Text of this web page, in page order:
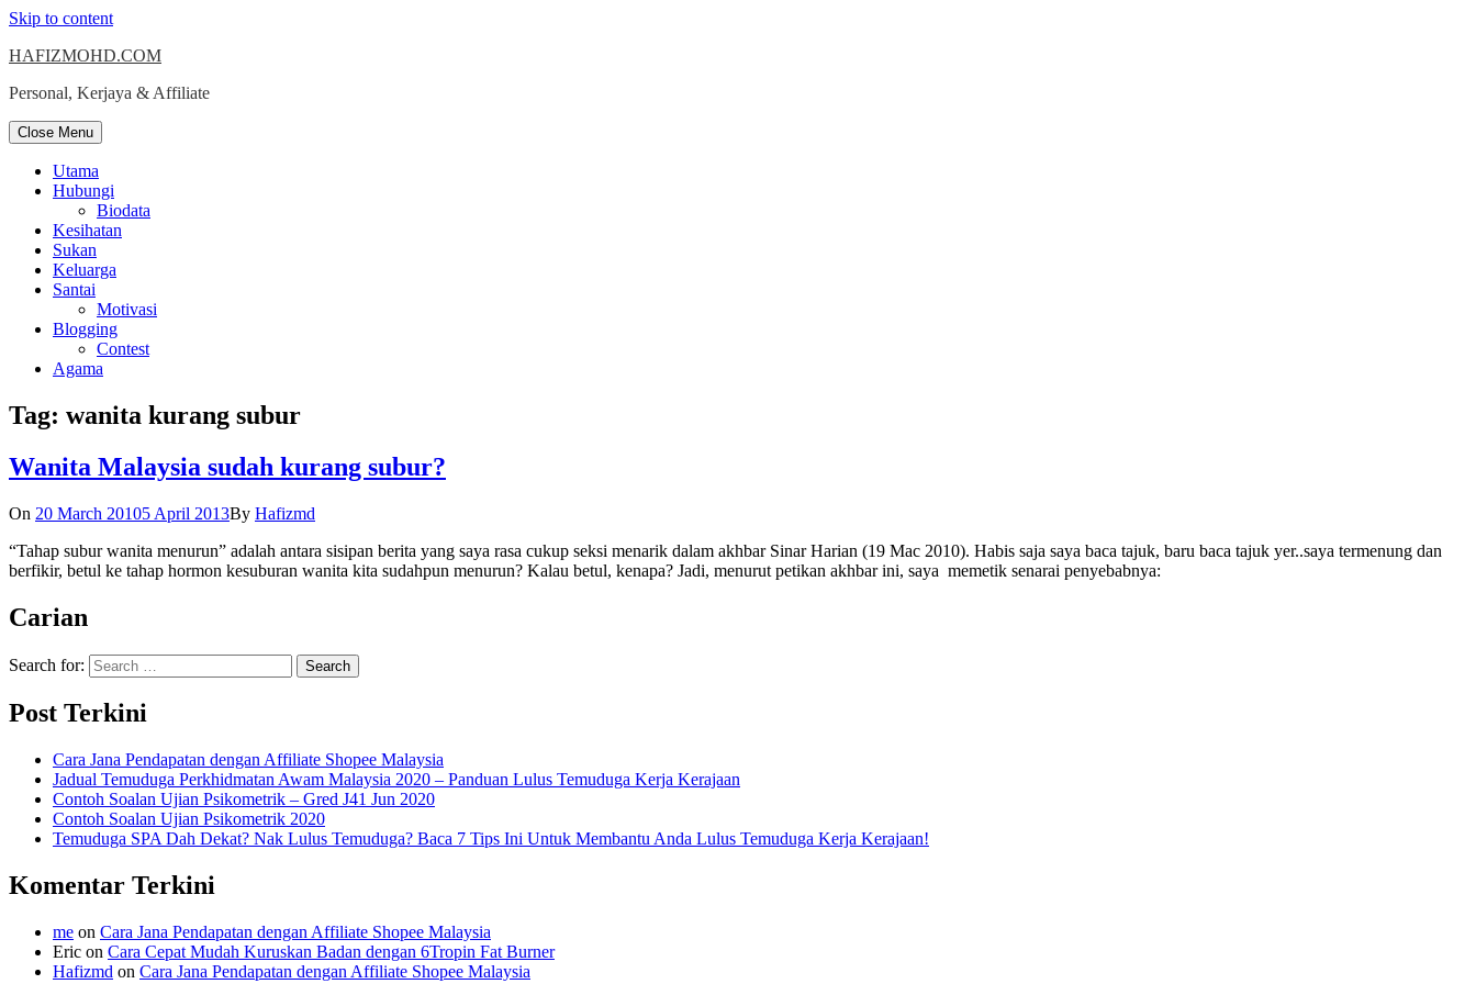
Skip to content
HAFIZMOHD.COM
Personal, Kerjaya & Affiliate
Close Menu
Utama
Hubungi
Biodata
Kesihatan
Sukan
Keluarga
Santai
Motivasi
Blogging
Contest
Agama
Tag: wanita kurang subur
Wanita Malaysia sudah kurang subur?
On 20 March 20105 April 2013By Hafizmd
“Tahap subur wanita menurun” adalah antara sisipan berita yang saya rasa cukup seksi menarik dalam akhbar Sinar Harian (19 Mac 2010). Habis saja saya baca tajuk, baru baca tajuk yer..saya termenung dan
berfikir, betul ke tahap hormon kesuburan wanita kita sudahpun menurun? Kalau betul, kenapa? Jadi, menurut petikan akhbar ini, saya memetik senarai penyebabnya:
Carian
Search for:
Post Terkini
Cara Jana Pendapatan dengan Affiliate Shopee Malaysia
Jadual Temuduga Perkhidmatan Awam Malaysia 2020 – Panduan Lulus Temuduga Kerja Kerajaan
Contoh Soalan Ujian Psikometrik – Gred J41 Jun 2020
Contoh Soalan Ujian Psikometrik 2020
Temuduga SPA Dah Dekat? Nak Lulus Temuduga? Baca 7 Tips Ini Untuk Membantu Anda Lulus Temuduga Kerja Kerajaan!
Komentar Terkini
me on Cara Jana Pendapatan dengan Affiliate Shopee Malaysia
Eric on Cara Cepat Mudah Kuruskan Badan dengan 6Tropin Fat Burner
Hafizmd on Cara Jana Pendapatan dengan Affiliate Shopee Malaysia